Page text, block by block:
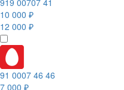
919 00707 41
10 000 ₽
12 000 ₽
91 0007 46 46
7 000 ₽